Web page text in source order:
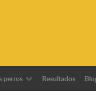
perros Resultados